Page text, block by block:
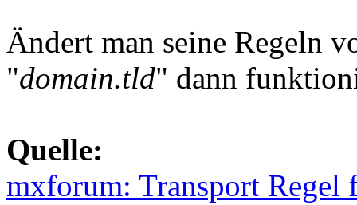
Ändert man seine Regeln
"domain.tld" dann
Quelle:
mxforum: Transport